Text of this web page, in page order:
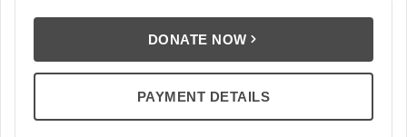
DONATE NOW
PAYMENT DETAILS